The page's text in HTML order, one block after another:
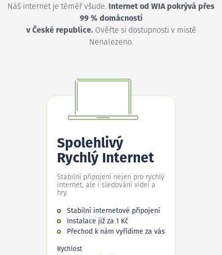
Náš internet je téměř všude. Internet od WIA pokrývá přes
99 % domácností
v České republice.Ověřte si dostupnosti v místě
Nenalezeno.
Spolehlivý
Rychlý Internet
Stabilní připojení nejen pro rychlý
internet, ale i sledování videí a
hry.
Stabilní internetové připojení
Instalace již za 1 Kč
Přechod k nám vyřídíme za vás
Rychlost